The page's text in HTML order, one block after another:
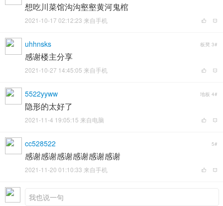
想吃川菜馆沟沟壑壑黄河鬼棺
2021-10-17 02:12:23 来自手机
uhhnsks 板凳 3#
感谢楼主分享
2021-10-27 14:45:05 来自手机
5522yyww 地板 4#
隐形的太好了
2021-11-4 19:05:15 来自电脑
cc528522 5#
感谢感谢感谢感谢感谢感谢
2021-11-20 01:10:33 来自手机